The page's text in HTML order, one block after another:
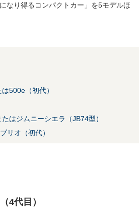
なり得るコンパクトカー」を5モデルほ
500e（初代）
はジムニーシエラ（JB74型）
リオ（初代）
4代目）